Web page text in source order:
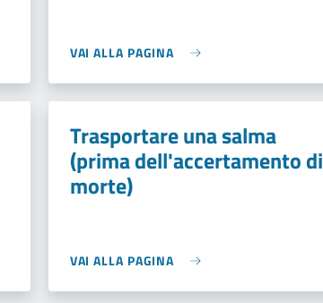
VAI ALLA PAGINA
Trasportare una salma
(prima dell'accertamento di
morte)
VAI ALLA PAGINA